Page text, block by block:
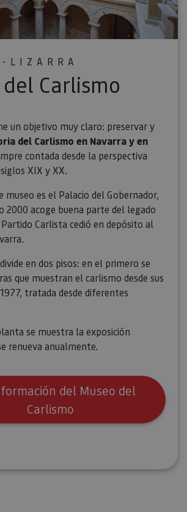
LIZARRA
Carlismo
un objetivo muy claro: preservar y
del Carlismo en Navarra y en
contada desde la perspectiva
XIX y XX.
museo es el Palacio del Gobernador,
2000 acoge buena parte del legado
Carlista cedió en depósito al
en dos pisos: en el primero se
que muestran el carlismo desde sus
tratada desde diferentes
se muestra la exposición
renueva anualmente.
del Museo del
Carlismo